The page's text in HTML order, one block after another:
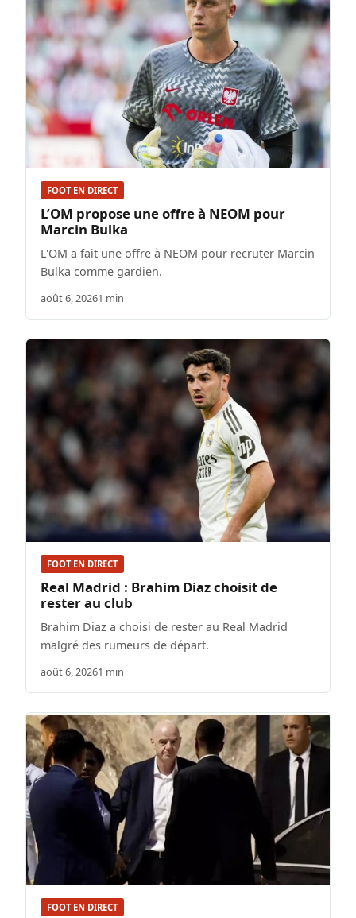
FOOT EN DIRECT
L’OM propose une offre à NEOM pour
Marcin Bulka
L'OM a fait une offre à NEOM pour recruter Marcin
Bulka comme gardien.
août 6, 20261 min
FOOT EN DIRECT
Real Madrid : Brahim Diaz choisit de
rester au club
Brahim Diaz a choisi de rester au Real Madrid
malgré des rumeurs de départ.
août 6, 20261 min
FOOT EN DIRECT